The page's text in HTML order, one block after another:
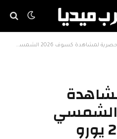
لمشاهدة كسوف 2026 الشمسي مقابل 200000 يورو
كسوف 2026 الشمسي